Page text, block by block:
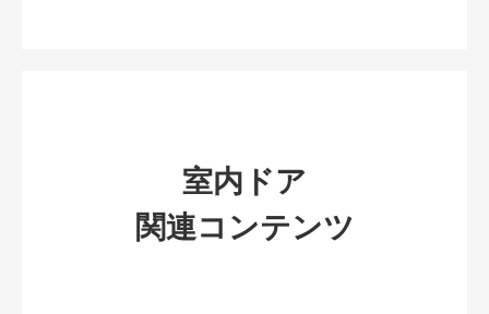
室内ドア
関連コンテンツ